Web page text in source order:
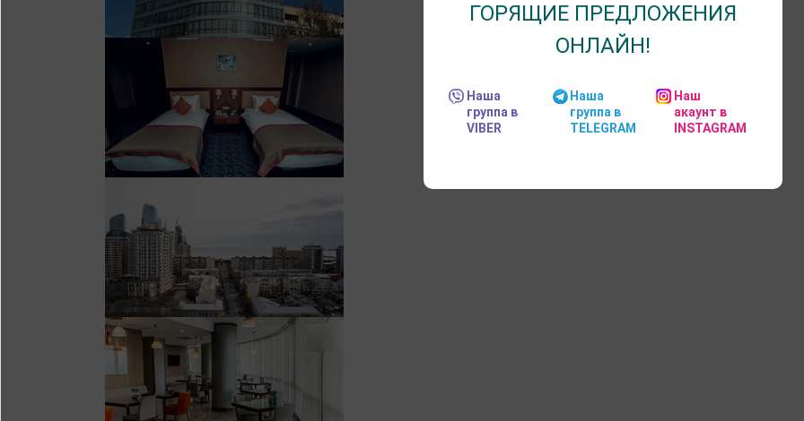
ГОРЯЩИЕ ПРЕДЛОЖЕНИЯ
ОНЛАЙН!
Наша
группа в
VIBER
Наша
группа в
TELEGRAM
Наш
акаунт в
INSTAGRAM